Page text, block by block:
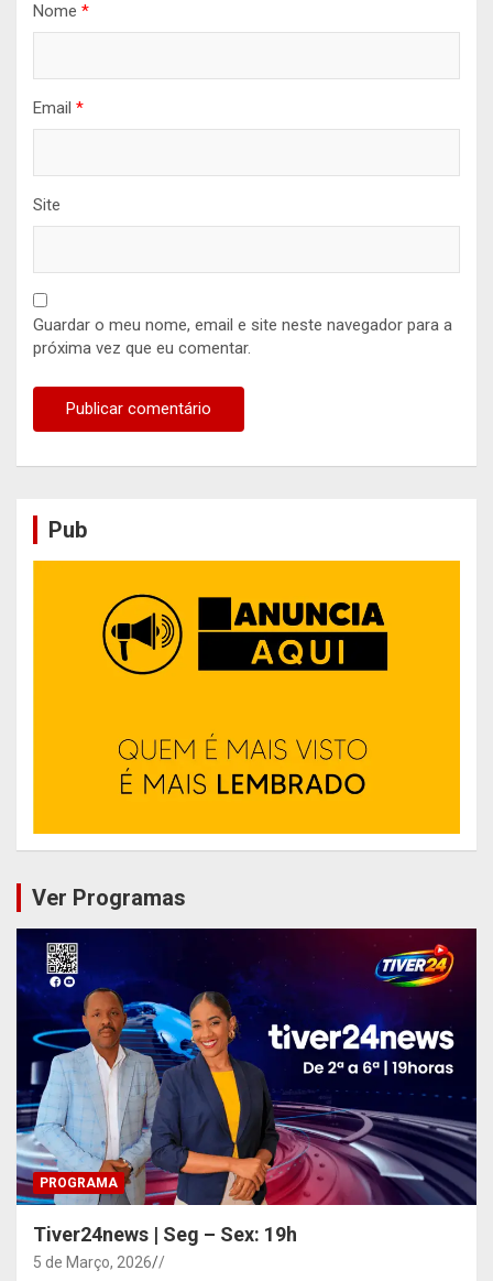
Nome *
Email *
Site
Guardar o meu nome, email e site neste navegador para a
próxima vez que eu comentar.
Pub
Ver Programas
PROGRAMA
Tiver24news | Seg – Sex: 19h
5 de Março, 2026 /